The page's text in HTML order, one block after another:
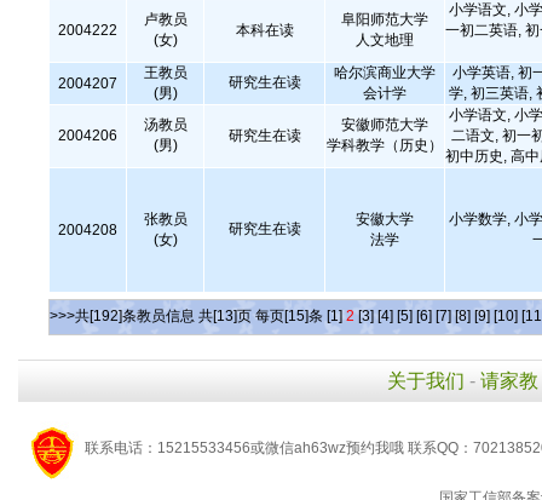
2004222
卢教员
(女)
本科在读
阜阳师范大学
人文地理
小学语文, 小
一初二英语,
2004207
王教员
(男)
研究生在读
哈尔滨商业大学
会计学
小学英语, 初
学, 初三英语,
2004206
汤教员
(男)
研究生在读
安徽师范大学
学科教学（历史）
小学语文, 小
二语文, 初一
初中历史, 高
2004208
张教员
(女)
研究生在读
安徽大学
法学
小学数学, 小
>>>共[192]条教员信息 共[13]页 每页[15]条 [1] 2 [3] [4] [5] [6] [7] [8] [9] [10]
关于我们 - 请家教
联系电话：15215533456或微信ah63wz预约我哦 联系QQ：